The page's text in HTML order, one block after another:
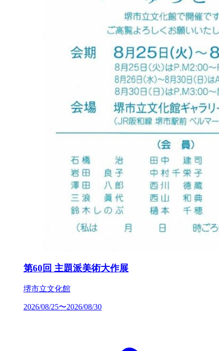
第60回 主題派美術大作展
堺市立文化館
2026/08/25〜2026/08/30